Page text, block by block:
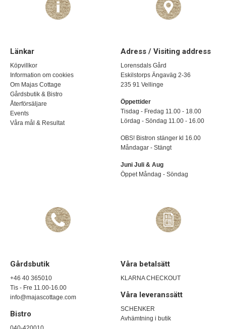
Länkar
Köpvillkor
Information om cookies
Om Majas Cottage
Gårdsbutik & Bistro
Återförsäljare
Events
Våra mål & Resultat
Adress / Visiting address
Lorensdals Gård
Eskilstorps Ängaväg 2-36
235 91 Vellinge
Öppettider
Tisdag - Fredag 11.00 - 18.00
Lördag - Söndag 11.00 - 16.00
OBS! Bistron stänger kl 16.00
Måndagar - Stängt
Juni Juli & Aug
Öppet Måndag - Söndag
Gårdsbutik
+46 40 365010
Tis - Fre 11.00-16.00
info@majascottage.com
Bistro
Våra betalsätt
KLARNA CHECKOUT
Våra leveranssätt
SCHENKER
Avhämtning i butik